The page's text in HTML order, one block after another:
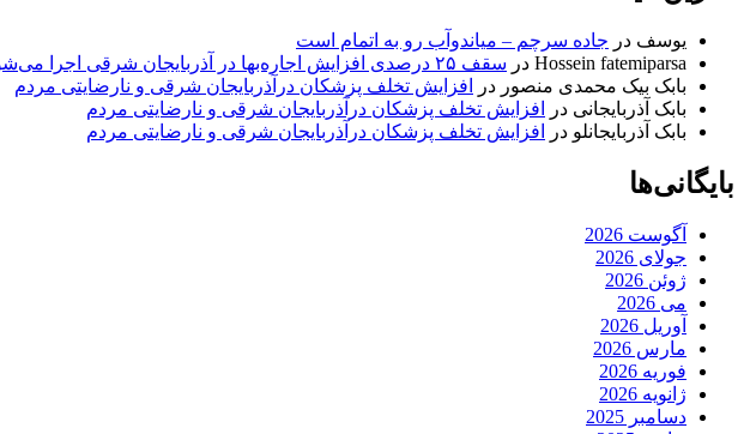
یوسف در جاده سرچم – میاندوآب رو به اتمام است
Hossein fatemiparsa در سقف ۲۵ درصدی افزایش اجاره‌بها در آذربایجان شرقی اجرا می‌شود
بابک بیک محمدی منصور در
افزایش تخلف پزشکان درآذربایجان شرقی و نارضایتی مردم
بابک آذربایجانی در
افزایش تخلف پزشکان درآذربایجان شرقی و نارضایتی مردم
بابک آذربایجانلو در افزایش تخلف پزشکان درآذربایجان شرقی و نارضایتی مردم
بایگانی‌ها
آگوست 2026
جولای 2026
ژوئن 2026
می 2026
آوریل 2026
مارس 2026
فوریه 2026
ژانویه 2026
دسامبر 2025